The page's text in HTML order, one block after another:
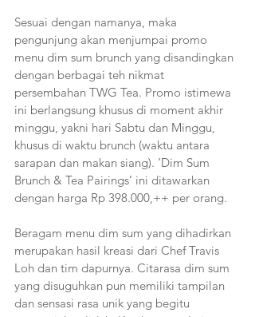
Sesuai dengan namanya, maka
pengunjung akan menjumpai promo
menu dim sum brunch yang disandingkan
dengan berbagai teh nikmat
persembahan TWG Tea. Promo istimewa
ini berlangsung khusus di moment akhir
minggu, yakni hari Sabtu dan Minggu,
khusus di waktu brunch (waktu antara
sarapan dan makan siang). ‘Dim Sum
Brunch & Tea Pairings’ ini ditawarkan
dengan harga Rp 398.000,++ per orang.
Beragam menu dim sum yang dihadirkan
merupakan hasil kreasi dari Chef Travis
Loh dan tim dapurnya. Citarasa dim sum
yang disuguhkan pun memiliki tampilan
dan sensasi rasa unik yang begitu